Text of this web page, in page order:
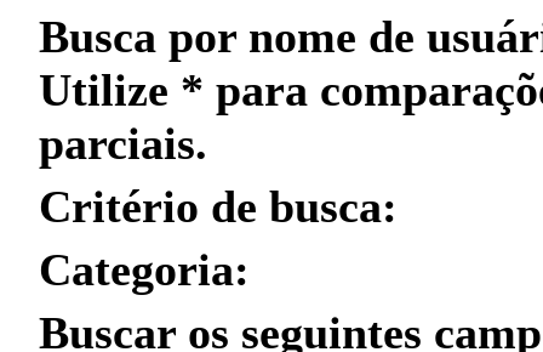
Busca por nome de
Utilize * para
parciais.
Critério de busca:
Categoria:
Buscar os seguintes